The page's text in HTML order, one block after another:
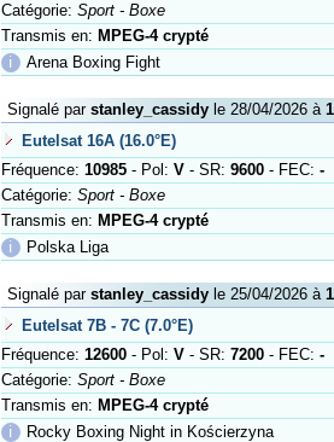
Catégorie: Sport - Boxe
Transmis en: MPEG-4 crypté
ℹ
Arena Boxing Fight
Signalé par stanley_cassidyle 28/04/2026 à
Eutelsat 16A (16.0°E)
Fréquence: 10985- Pol: V- SR: 9600- FEC: -
Catégorie: Sport - Boxe
Transmis en: MPEG-4 crypté
ℹ
Polska Liga
Signalé par stanley_cassidyle 25/04/2026 à
Eutelsat 7B - 7C (7.0°E)
Fréquence: 12600- Pol: V- SR: 7200- FEC: -
Catégorie: Sport - Boxe
Transmis en: MPEG-4 crypté
ℹ
Rocky Boxing Night in Kościerzyna